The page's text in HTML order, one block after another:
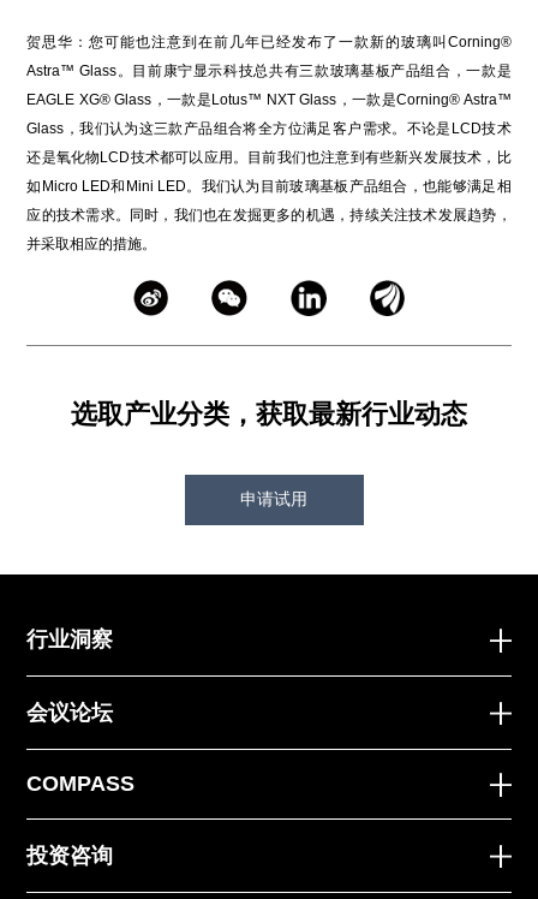
贺思华：您可能也注意到在前几年已经发布了一款新的玻璃叫Corning®
Astra™ Glass。目前康宁显示科技总共有三款玻璃基板产品组合，一款是
EAGLE XG® Glass，一款是Lotus™ NXT Glass，一款是Corning® Astra™
Glass，我们认为这三款产品组合将全方位满足客户需求。不论是LCD技术
还是氧化物LCD技术都可以应用。目前我们也注意到有些新兴发展技术，比
如Micro LED和Mini LED。我们认为目前玻璃基板产品组合，也能够满足相
应的技术需求。同时，我们也在发掘更多的机遇，持续关注技术发展趋势，
并采取相应的措施。
选取产业分类，获取最新行业动态
申请试用
行业洞察
会议论坛
COMPASS
投资咨询